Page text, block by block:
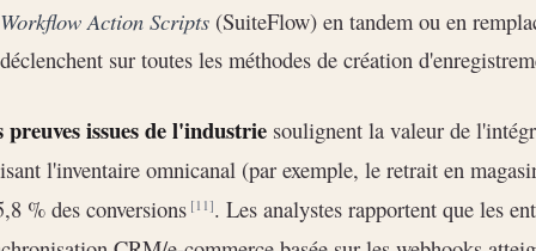
Workflow Action Scripts (SuiteFlow) en tandem ou en
déclenchent sur toutes les méthodes de création
preuves issues de l'industrie soulignent la valeur de
l'inventaire omnicanal (par exemple, le retrait en
% des conversions[11]. Les analystes rapportent que les